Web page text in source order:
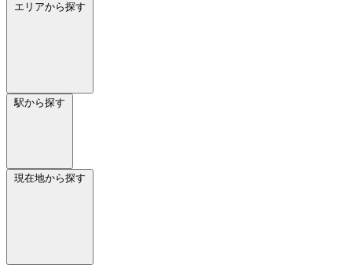
エリアから探す
駅から探す
現在地から探す